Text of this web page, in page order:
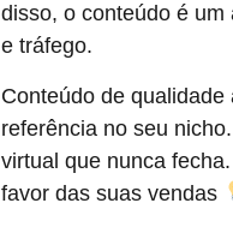
disso, o conteúdo é
e tráfego.
Conteúdo de
referência no seu
virtual que nunca
favor das suas vendas